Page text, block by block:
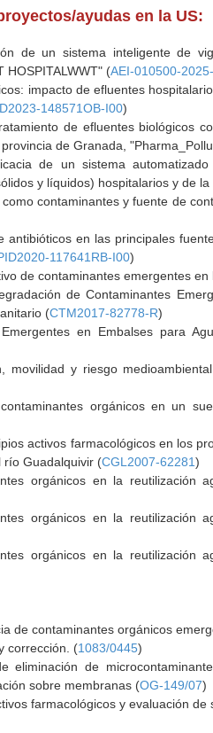
ayudas en la US:
de un sistema inteligente de
HOSPITALWWT" (AEI-010500-
impacto de efluentes
148571OB-I00)
de efluentes biológicos
de Granada,
de un sistema
y líquidos) hospitalarios y de
contaminantes y fuente de
antibióticos en las principales
117641RB-I00)
de contaminantes emergentes
de Contaminantes
(CTM2017-82778-R)
en Embalses para
movilidad y riesgo
orgánicos en un
activos farmacológicos en los
río Guadalquivir (CGL2007-62281)
orgánicos en la
orgánicos en la
orgánicos en la
de contaminantes orgánicos
corrección. (1083/0445)
eliminación de
sobre membranas (OG-149/07)
farmacológicos y evaluación